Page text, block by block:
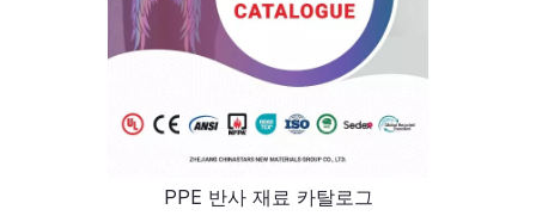
PPE 반사 재료 카탈로그